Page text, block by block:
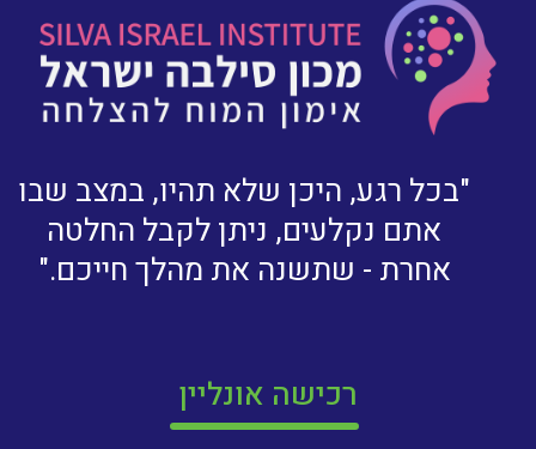
"בכל רגע, היכן שלא תהיו, במצב שבו
אתם נקלעים, ניתן לקבל החלטה
אחרת - שתשנה את מהלך חייכם."
רכישה אונליין